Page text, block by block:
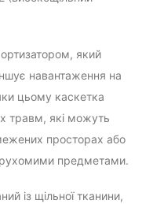
який
навантаження на
цьому каскетка
травм, які можуть
просторах або
предметами.
із щільної тканини,